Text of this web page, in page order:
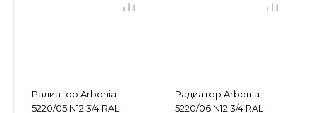
Радиатор Arbonia
5220/05 N12 3/4 RAL
Радиатор Arbonia
5220/06 N12 3/4 RAL